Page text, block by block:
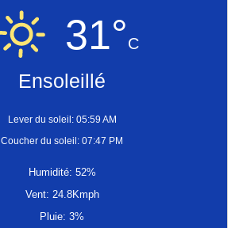
31°C
Ensoleillé
Lever du soleil: 05:59 AM
Coucher du soleil: 07:47 PM
Humidité: 52%
Vent: 24.8Kmph
Pluie: 3%